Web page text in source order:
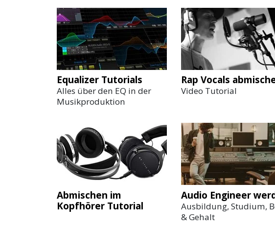
Equalizer Tutorials
Alles über den EQ in der
Musikproduktion
Rap Vocals
Video Tutorial
Abmischen im
Kopfhörer Tutorial
Audio Engineer
Ausbildung, Studium,
& Gehalt